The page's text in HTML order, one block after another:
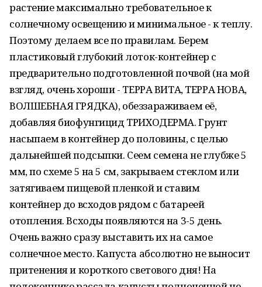
растение максимально требовательное к
солнечному освещению и минимальное - к теплу.
Поэтому делаем все по правилам. Берем
пластиковый глубокий лоток-контейнер с
предварительно подготовленной почвой (на мой
взгляд, очень хороши - ТЕРРА ВИТА, ТЕРРА НОВА,
ВОЛШЕБНАЯ ГРЯДКА), обеззараживаем её,
добавляя биофунгицид ТРИХОДЕРМА. Грунт
насыпаем в контейнер до половины, с целью
дальнейшей подсыпки. Сеем семена не глубже 5
мм, по схеме 5 на 5 см, закрываем стеклом или
затягиваем пищевой пленкой и ставим
контейнер до всходов рядом с батареей
отопления. Всходы появляются на 3-5 день.
Очень важно сразу выставить их на самое
солнечное место. Капуста абсолютно не выносит
притенения и короткого светового дня! На